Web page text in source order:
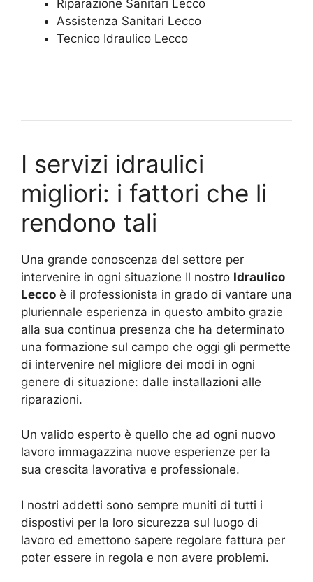
Riparazione Sanitari Lecco
Assistenza Sanitari Lecco
Tecnico Idraulico Lecco
I servizi idraulici
migliori: i fattori che li
rendono tali
Una grande conoscenza del settore per
intervenire in ogni situazione Il nostro Idraulico
Lecco è il professionista in grado di vantare una
pluriennale esperienza in questo ambito grazie
alla sua continua presenza che ha determinato
una formazione sul campo che oggi gli permette
di intervenire nel migliore dei modi in ogni
genere di situazione: dalle installazioni alle
riparazioni.
Un valido esperto è quello che ad ogni nuovo
lavoro immagazzina nuove esperienze per la
sua crescita lavorativa e professionale.
I nostri addetti sono sempre muniti di tutti i
dispostivi per la loro sicurezza sul luogo di
lavoro ed emettono sapere regolare fattura per
poter essere in regola e non avere problemi.